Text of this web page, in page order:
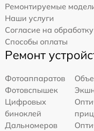
Ремонтируемые
Наши услуги
Согласие на
Способы оплаты
Ремонт
Фотоаппаратов
Фотовспышек
Цифровых
биноклей
Дальномеров